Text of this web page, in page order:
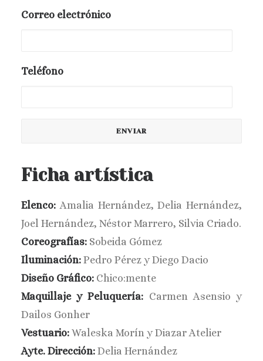
Correo electrónico
Teléfono
Ficha artística
Elenco:Amalia Hernández, Delia Hernández,
Joel Hernández, Néstor Marrero, Silvia Criado.
Coreografías: Sobeida Gómez
Iluminación: Pedro Pérez y Diego Dacio
Diseño Gráfico: Chico:mente
Maquillaje y Peluquería: Carmen Asensio y
Dailos Gonher
Vestuario: Waleska Morín y Diazar Atelier
Ayte. Dirección: Delia Hernández